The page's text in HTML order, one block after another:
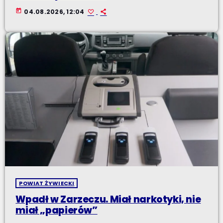
today 04.08.2026, 12:04
POWIAT ŻYWIECKI
Wpadł w Zarzeczu. Miał narkotyki, nie
miał „papierów”